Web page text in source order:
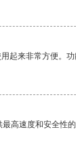
起来非常方便。功
高速度和安全性